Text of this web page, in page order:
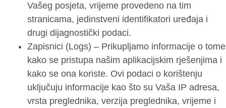
Vašeg posjeta, vrijeme provedeno na tim
stranicama, jedinstveni identifikatori uređaja i
drugi dijagnostički podaci.
Zapisnici (Logs) – Prikupljamo informacije o tome
kako se pristupa našim aplikacijskim rješenjima i
kako se ona koriste. Ovi podaci o korištenju
uključuju informacije kao što su Vaša IP adresa,
vrsta preglednika, verzija preglednika, vrijeme i